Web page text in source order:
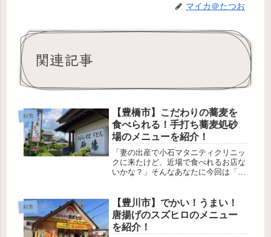
マイカ＠たつお
関連記事
和食
【豊橋市】こだわりの蕎麦を
食べられる！手打ち蕎麦処砂
場のメニューを紹介！
「妻の出産で小石マタニティクリニッ
クに来たけど、近場で食べれるお店な
いかな？」そんなあなたに今回は「手
クリニックから歩いて約7分のところ
にあります。手打ち蕎麦にこだわり続
け...
和食
【豊川市】でかい！うまい！
唐揚げのスズヒロのメニュー
を紹介！